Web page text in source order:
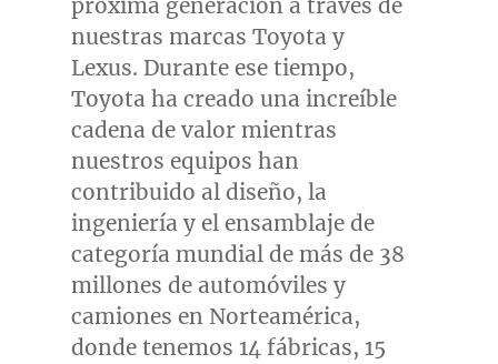
próxima generación a través de
nuestras marcas Toyota y
Lexus. Durante ese tiempo,
Toyota ha creado una increíble
cadena de valor mientras
nuestros equipos han
contribuido al diseño, la
ingeniería y el ensamblaje de
categoría mundial de más de 38
millones de automóviles y
camiones en Norteamérica,
donde tenemos 14 fábricas, 15